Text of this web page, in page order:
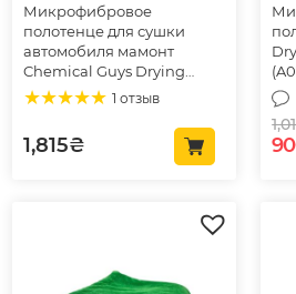
Микрофибровое
полотенце для сушки
автомобиля мамонт
Chemical Guys Drying
Towel Woolly Mammoth 64
1 отзыв
1,815₴